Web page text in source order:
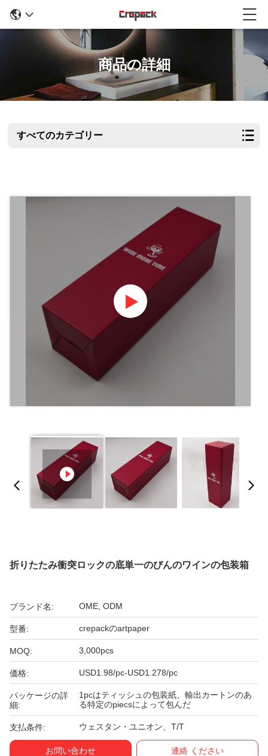
商品の詳細
すべてのカテゴリー
折りたたみ衝突ロックの底単一のびんのワインの包装箱
ブランド名: OME, ODM
型番: crepackのartpaper
MOQ: 3,000pcs
価格: USD1.98/pc-USD1.278/pc
パッケージの詳
細:
1pcはティッシュの包装紙、輸出カートンのあ
る特定のpiecsによって包んだ
支払条件: ウェスタン・ユニオン、T/T
お問い合わせ 連絡 ください